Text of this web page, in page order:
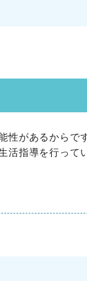
があるからで
指導を行って